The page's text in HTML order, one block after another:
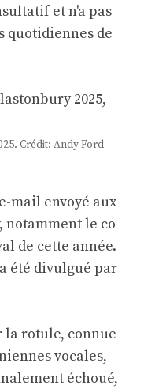
et n'a pas
quotidiennes de
Crédit: Andy Ford
mail envoyé aux
notamment le co-
de cette année.
été divulgué par
la rotule, connue
vocales,
échoué,